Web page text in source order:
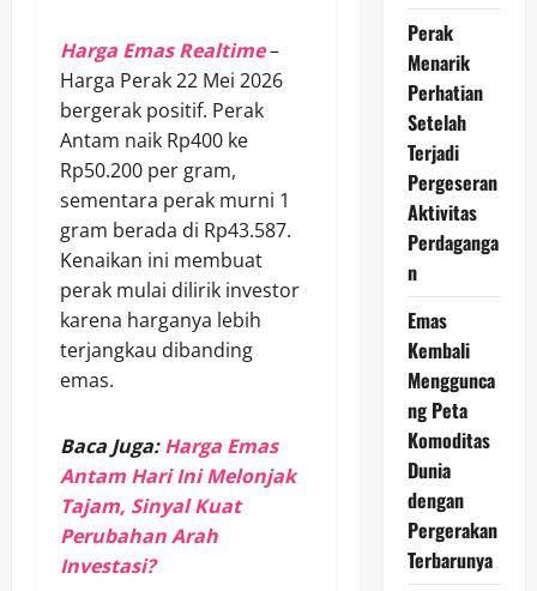
Harga Emas Realtime–
Harga Perak 22 Mei 2026
bergerak positif. Perak
Antam naik Rp400 ke
Rp50.200 per gram,
sementara perak murni 1
gram berada di Rp43.587.
Kenaikan ini membuat
perak mulai dilirik investor
karena harganya lebih
terjangkau dibanding
emas.
Baca Juga:Harga Emas
Antam Hari Ini Melonjak
Tajam, Sinyal Kuat
Perubahan Arah
Investasi?
Perak
Menarik
Perhatian
Setelah
Terjadi
Pergeseran
Aktivitas
Perdaganga
n
Emas
Kembali
Menggunca
ng Peta
Komoditas
Dunia
dengan
Pergerakan
Terbarunya